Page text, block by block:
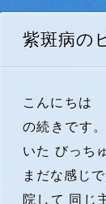
紫斑病の
こんにちは
の続きです
いた びっち
まだな感じ
院して 同じ